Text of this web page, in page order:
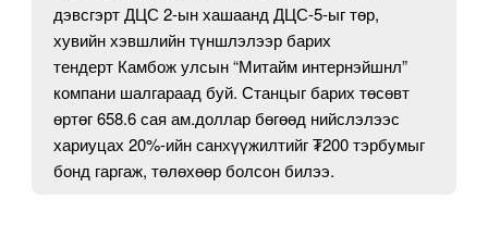
дэвсгэрт ДЦС 2-ын хашаанд ДЦС-5-ыг төр,
хувийн хэвшлийн түншлэлээр барих
тендерт Камбож улсын “Митайм интернэйшнл”
компани шалгараад буй. Станцыг барих төсөвт
өртөг 658.6 сая ам.доллар бөгөөд нийслэлээс
хариуцах 20%-ийн санхүүжилтийг ₮200 тэрбумыг
бонд гаргаж, төлөхөөр болсон билээ.